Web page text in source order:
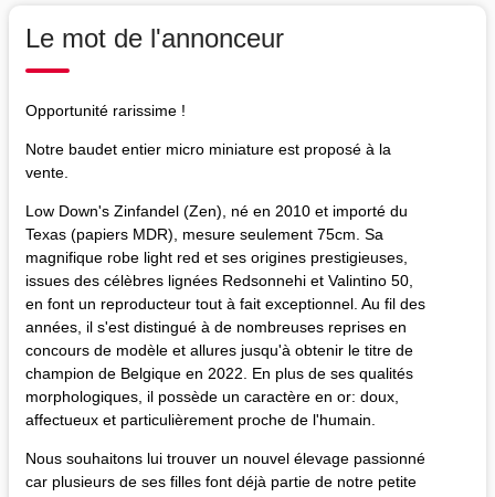
Le mot de l'annonceur
Opportunité rarissime !
Notre baudet entier micro miniature est proposé à la
vente.
Low Down's Zinfandel (Zen), né en 2010 et importé du
Texas (papiers MDR), mesure seulement 75cm. Sa
magnifique robe light red et ses origines prestigieuses,
issues des célèbres lignées Redsonnehi et Valintino 50,
en font un reproducteur tout à fait exceptionnel. Au fil des
années, il s'est distingué à de nombreuses reprises en
concours de modèle et allures jusqu'à obtenir le titre de
champion de Belgique en 2022. En plus de ses qualités
morphologiques, il possède un caractère en or: doux,
affectueux et particulièrement proche de l'humain.
Nous souhaitons lui trouver un nouvel élevage passionné
car plusieurs de ses filles font déjà partie de notre petite